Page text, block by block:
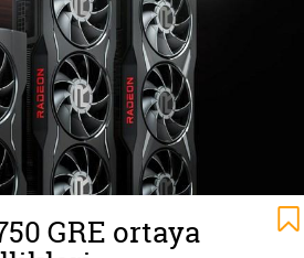
GRE ortaya